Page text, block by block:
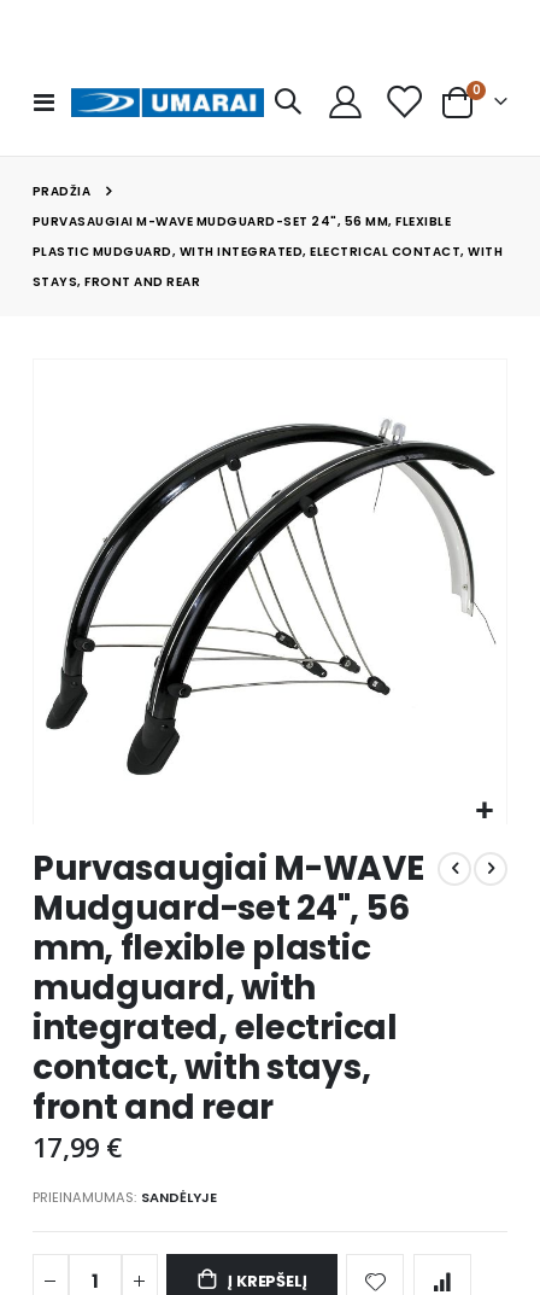
Toggle
Nav
Cart
0prekės
PRADŽIA
PURVASAUGIAI M-WAVE MUDGUARD-SET 24", 56 MM, FLEXIBLE
PLASTIC MUDGUARD, WITH INTEGRATED, ELECTRICAL CONTACT, WITH
STAYS, FRONT AND REAR
to
the
beginning
of
the
images
gallery
Purvasaugiai M-WAVE
Mudguard-set 24", 56
mm, flexible plastic
mudguard, with
integrated, electrical
contact, with stays,
front and rear
17,99 €
PRIEINAMUMAS: SANDĖLYJE
Į KREPŠELĮ